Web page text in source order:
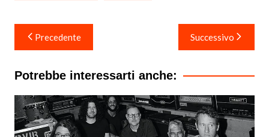
Navigazione
articoli
Precedente Successivo
Potrebbe interessarti anche: